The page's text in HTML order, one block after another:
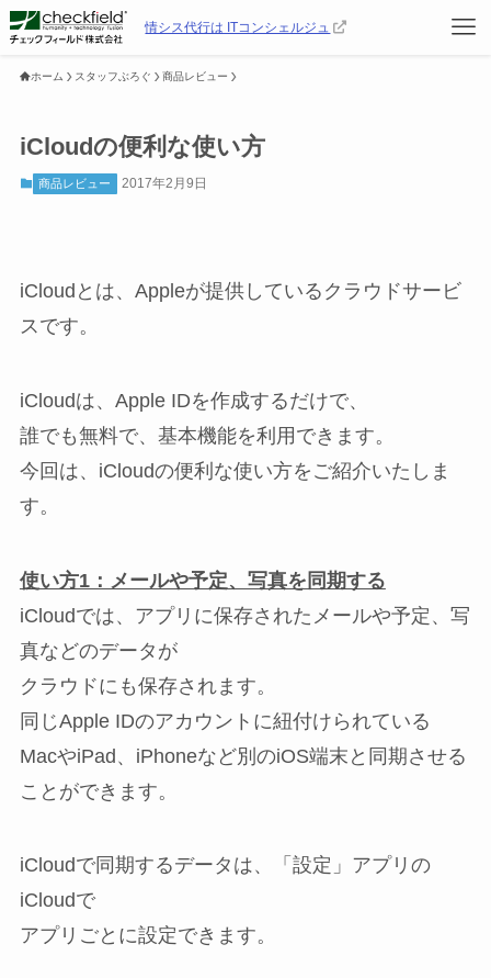
情シス代行は ITコンシェルジュ
ホーム スタッフぶろぐ 商品レビュー
iCloudの便利な使い方
商品レビュー 2017年2月9日
iCloudとは、Appleが提供しているクラウドサービ
スです。
iCloudは、Apple IDを作成するだけで、
誰でも無料で、基本機能を利用できます。
今回は、iCloudの便利な使い方をご紹介いたしま
す。
使い方1：メールや予定、写真を同期する
iCloudでは、アプリに保存されたメールや予定、写
真などのデータが
クラウドにも保存されます。
同じApple IDのアカウントに紐付けられている
MacやiPad、iPhoneなど別のiOS端末と同期させる
ことができます。
iCloudで同期するデータは、「設定」アプリの
iCloudで
アプリごとに設定できます。